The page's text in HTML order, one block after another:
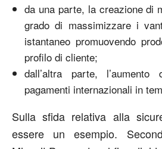
da una parte, la creazione di
grado di massimizzare i
istantaneo promuovendo
profilo di cliente;
dall’altra parte,
pagamenti internazionali in
Sulla sfida relativa alla
essere un esempio.